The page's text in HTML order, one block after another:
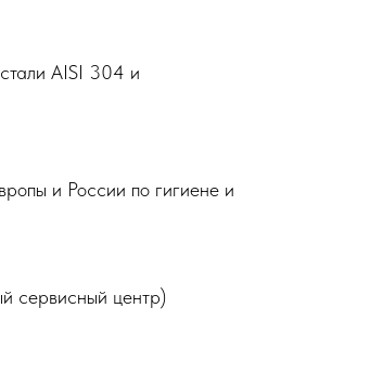
AISI 304 и
и России по гигиене и
сервисный центр)